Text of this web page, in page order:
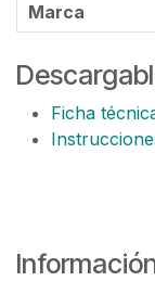
Marca
Ficha